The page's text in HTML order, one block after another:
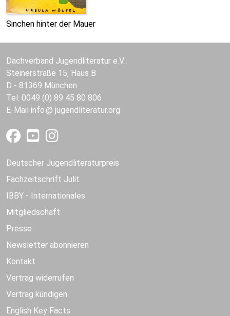
Sinchen hinter der Mauer
Dachverband Jugendliteratur e.V.
Steinerstraße 15, Haus B
D - 81369 München
Tel. 0049 (0) 89 45 80 806
E-Mail info jugendliteratur.org
Deutscher Jugendliteraturpreis
Fachzeitschrift Julit
IBBY - Internationales
Mitgliedschaft
Presse
Newsletter abonnieren
Kontakt
Vertrag widerrufen
Vertrag kündigen
English Key Facts